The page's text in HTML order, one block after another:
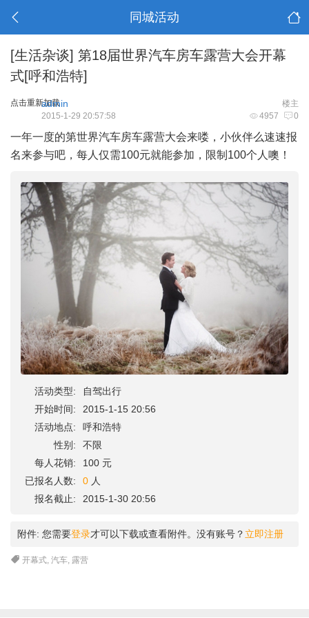
同城活动
[生活杂谈] 第18届世界汽车房车露营大会开幕
式[呼和浩特]
点击重新加载 楼主
admin
4957 0
2015-1-29 20:57:58
一年一度的第世界汽车房车露营大会来喽，小伙伴么速速报
名来参与吧，每人仅需100元就能参加，限制100个人噢！
活动类型:
自驾出行
开始时间:
2015-1-15 20:56
活动地点:
呼和浩特
性别:
不限
每人花销:
100 元
已报名人数:
0 人
报名截止:
2015-1-30 20:56
附件: 您需要登录才可以下载或查看附件。没有账号？ 立即注册
开幕式,汽车, 露营